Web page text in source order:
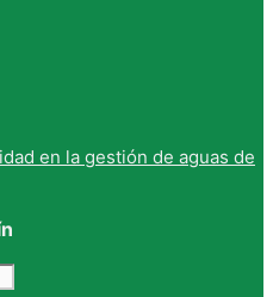
en la gestión de aguas de